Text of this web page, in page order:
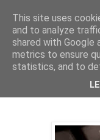
This site uses
and to analyze
shared with Google
metrics to ensure
statistics, and to